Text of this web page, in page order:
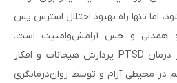
اما تنها راه بهبود اختلال استرس پس
و همدلی و حس آرامش‌و‌امنیت است.
مسئله‌ی بسیار مهم دیگر در درمان PTSD پردازش هیجانات و افکار
در محیطی آرام و توسط روان‌درمانگری